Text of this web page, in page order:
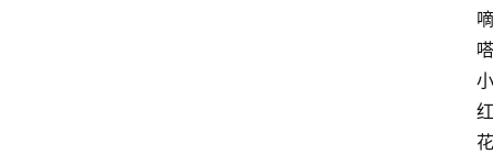
嘀
嗒
小
红
花